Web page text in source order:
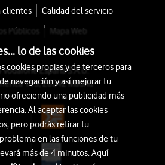
clientes
Calidad del servicio
Públicos
Mapa Web
España S.A.U.
115, 28042 Madrid
lo de las cookies
cookies propias y de terceros para
navegación y así mejorar tu
ofreciendo una publicidad más
Al aceptar las cookies
pero podrás retirar tu
en las funciones de tu
más de 4 minutos. Aquí